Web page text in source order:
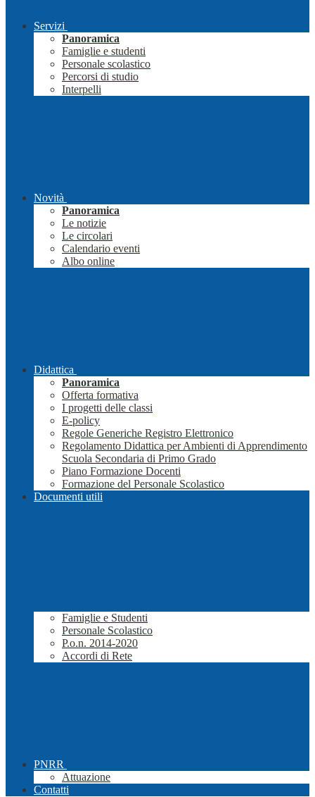
Servizi
Panoramica
Famiglie e studenti
Personale scolastico
Percorsi di studio
Interpelli
Novità
Panoramica
Le notizie
Le circolari
Calendario eventi
Albo online
Didattica
Panoramica
Offerta formativa
I progetti delle classi
E-policy
Regole Generiche Registro Elettronico
Regolamento Didattica per Ambienti di Apprendimento
Scuola Secondaria di Primo Grado
Piano Formazione Docenti
Formazione del Personale Scolastico
Documenti utili
Famiglie e Studenti
Personale Scolastico
P.o.n. 2014-2020
Accordi di Rete
PNRR
Attuazione
Contatti